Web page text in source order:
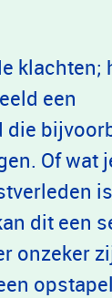
klachten;
een
die
Of wat
dit een
onzeker